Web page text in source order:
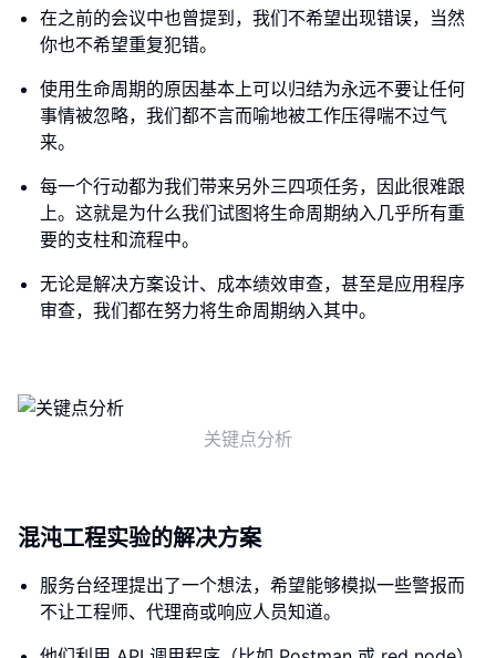
在之前的会议中也曾提到，我们不希望出现错误，当然
你也不希望重复犯错。
使用生命周期的原因基本上可以归结为永远不要让任何
事情被忽略，我们都不言而喻地被工作压得喘不过气
来。
每一个行动都为我们带来另外三四项任务，因此很难跟
上。这就是为什么我们试图将生命周期纳入几乎所有重
要的支柱和流程中。
无论是解决方案设计、成本绩效审查，甚至是应用程序
审查，我们都在努力将生命周期纳入其中。
关键点分析
混沌工程实验的解决方案
服务台经理提出了一个想法，希望能够模拟一些警报而
不让工程师、代理商或响应人员知道。